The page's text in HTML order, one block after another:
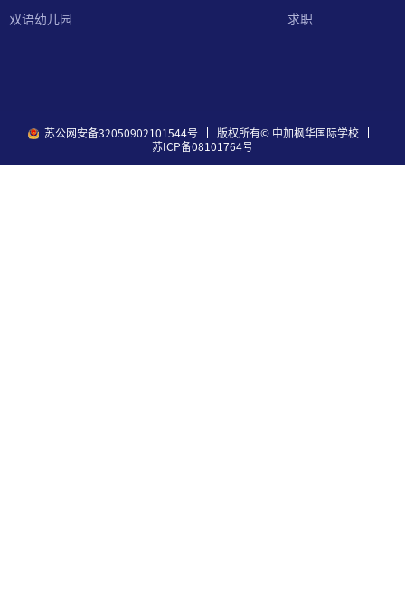
双语幼儿园 求职
苏公网安备32050902101544号
版权所有© 中加枫华国际学校
苏ICP备08101764号